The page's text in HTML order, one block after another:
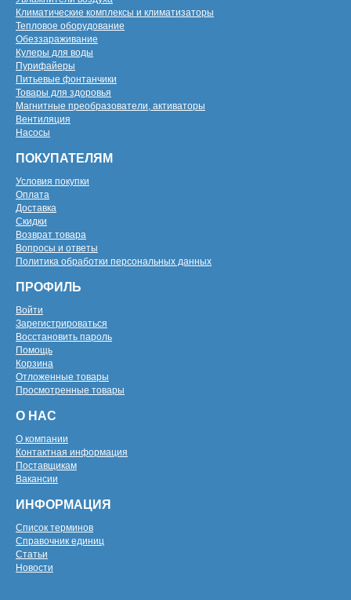
Климатические комплексы и климатизаторы
Тепловое оборудование
Обеззараживание
Кулеры для воды
Пурифайеры
Питьевые фонтанчики
Товары для здоровья
Магнитные преобразователи, активаторы
Вентиляция
Насосы
ПОКУПАТЕЛЯМ
Условия покупки
Оплата
Доставка
Скидки
Возврат товара
Вопросы и ответы
Политика обработки персональных данных
ПРОФИЛЬ
Войти
Зарегистрироваться
Восстановить пароль
Помощь
Корзина
Отложенные товары
Просмотренные товары
О НАС
О компании
Контактная информация
Поставщикам
Вакансии
ИНФОРМАЦИЯ
Список терминов
Справочник единиц
Статьи
Новости